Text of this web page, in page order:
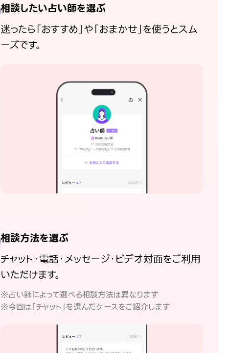
相談したい占い師を選ぶ
迷ったら「おすすめ」や「おまかせ」を使うとスム
ーズです。
相談方法を選ぶ
チャット・電話・メッセージ・ビデオ対面をご利用
いただけます。
※占い師によって選べる相談方法は異なります
※今回は「チャット」を選んだケースをご紹介します